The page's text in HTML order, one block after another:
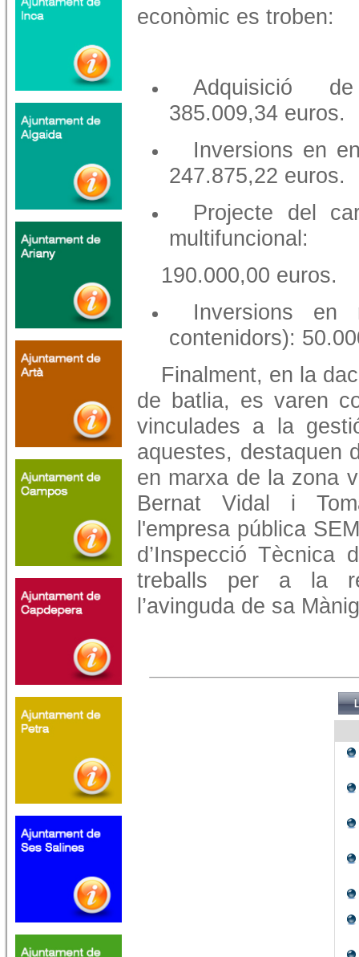
econòmic es troben:
Adquisició
385.009,34 euros.
Inversions en
247.875,22 euros.
Projecte del
multifuncional:
190.000,00 euros.
Inversions en
contenidors):
Finalment, en la
de batlia, es varen
vinculades a la
aquestes, destaquen
en marxa de la zona
Bernat Vidal i
l'empresa pública
d’Inspecció
treballs per a la
l’avinguda de sa